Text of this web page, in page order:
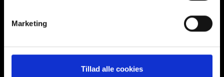
Marketing
Tillad alle cookies